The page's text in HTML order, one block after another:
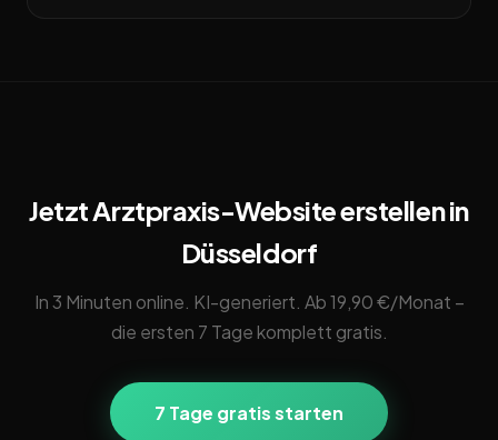
Jetzt Arztpraxis-Website erstellen in
Düsseldorf
In 3 Minuten online. KI-generiert. Ab 19,90 €/Monat –
die ersten 7 Tage komplett gratis.
7 Tage gratis starten